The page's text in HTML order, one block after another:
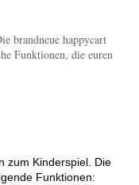
brandneue happycart
Funktionen, die euren
zum Kinderspiel. Die
Funktionen: